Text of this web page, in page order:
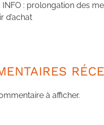
INFO : prolongation des
d’achat
à afficher.